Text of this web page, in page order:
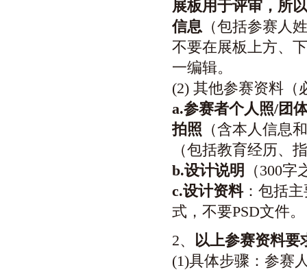
展板用于评审，所以
信息 （包括参赛人
不要在展板上方、
一编辑。
(2) 其他参赛资料（
a.参赛者个人照/团
拍照 （含本人信息
（包括教育经历、
b.设计说明
（300
c.设计资料：包括主
式， 不要PSD文件。
2、 以上参赛资料要
(1)具体步骤：参赛